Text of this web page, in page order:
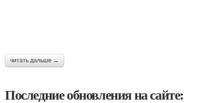
читать дальше →
Последние обновления на сайте: